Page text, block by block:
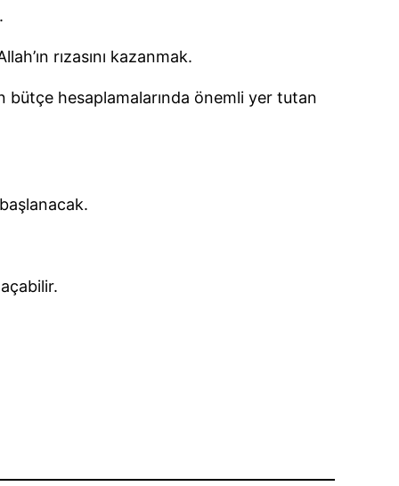
rızasını kazanmak.
bütçe hesaplamalarında önemli yer tutan